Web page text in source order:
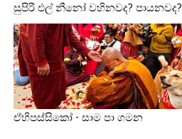
සුපිරි එල් නීනෝ වහිනවද? පායනවද?
ඒහිපස්සිකෝ - සාම පා ගමන